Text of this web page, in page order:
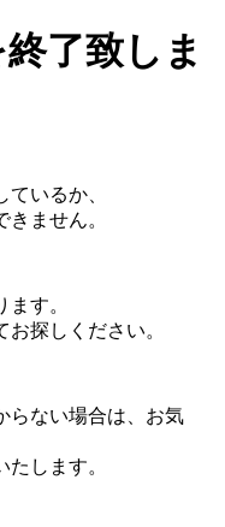
了致しま
いるか、
ません。
す。
探しください。
らない場合は、お気
します。